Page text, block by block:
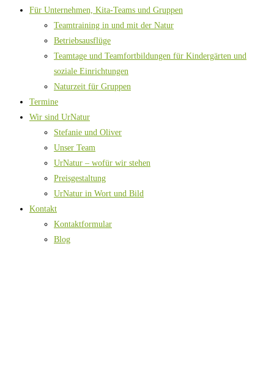
Für Unternehmen, Kita-Teams und Gruppen
Teamtraining in und mit der Natur
Betriebsausflüge
Teamtage und Teamfortbildungen für Kindergärten und
soziale Einrichtungen
Naturzeit für Gruppen
Termine
Wir sind UrNatur
Stefanie und Oliver
Unser Team
UrNatur – wofür wir stehen
Preisgestaltung
UrNatur in Wort und Bild
Kontakt
Kontaktformular
Blog